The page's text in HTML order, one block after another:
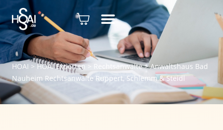
HOAI > HOAI Experten> Rechtsanwälte>Anwaltshaus Bad
Nauheim Rechtsanwälte Ruppert, Schlemm & Steidl